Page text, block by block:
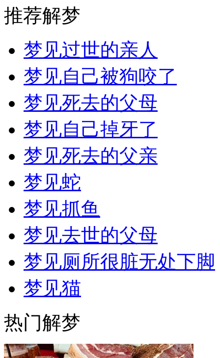
推荐解梦
梦见过世的亲人
梦见自己被狗咬了
梦见死去的父母
梦见自己掉牙了
梦见死去的父亲
梦见蛇
梦见抓鱼
梦见去世的父母
梦见厕所很脏无处下脚
梦见猫
热门解梦